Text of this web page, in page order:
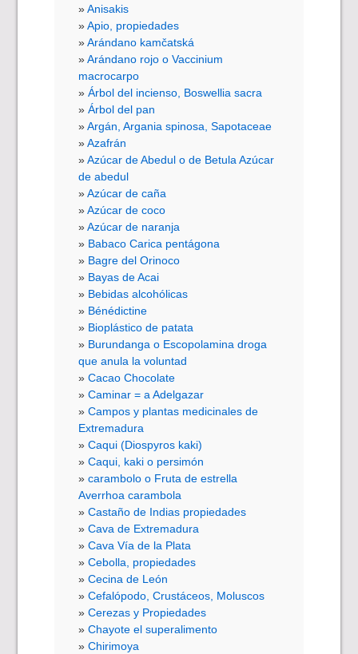
Anisakis
Apio, propiedades
Arándano kamčatská
Arándano rojo o Vaccinium
macrocarpo
Árbol del incienso, Boswellia sacra
Árbol del pan
Argán, Argania spinosa, Sapotaceae
Azafrán
Azúcar de Abedul o de Betula Azúcar
de abedul
Azúcar de caña
Azúcar de coco
Azúcar de naranja
Babaco Carica pentágona
Bagre del Orinoco
Bayas de Acai
Bebidas alcohólicas
Bénédictine
Bioplástico de patata
Burundanga o Escopolamina droga
que anula la voluntad
Cacao Chocolate
Caminar = a Adelgazar
Campos y plantas medicinales de
Extremadura
Caqui (Diospyros kaki)
Caqui, kaki o persimón
carambolo o Fruta de estrella
Averrhoa carambola
Castaño de Indias propiedades
Cava de Extremadura
Cava Vía de la Plata
Cebolla, propiedades
Cecina de León
Cefalópodo, Crustáceos, Moluscos
Cerezas y Propiedades
Chayote el superalimento
Chirimoya